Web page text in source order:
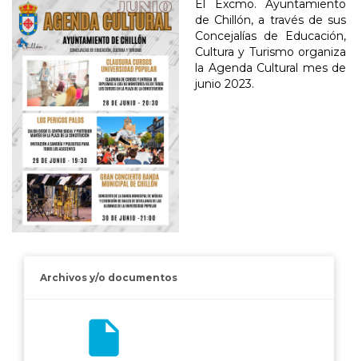
El Excmo. Ayuntamiento
de Chillón, a través de sus
Concejalías de Educación,
Cultura y Turismo organiza
la Agenda Cultural mes de
junio 2023.
Archivos y/o documentos
insert_drive_file